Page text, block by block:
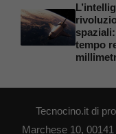
tempo
Tecnocino.it di
Marchese 10,